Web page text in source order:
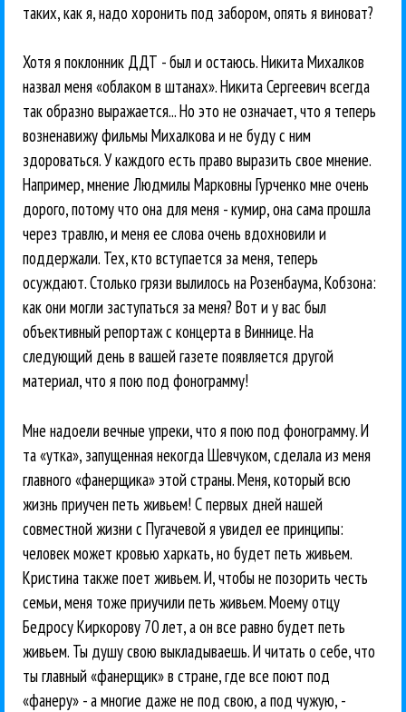
таких, как я, надо хоронить под забором, опять я виноват?
Хотя я поклонник ДДТ - был и остаюсь. Никита Михалков
назвал меня «облаком в штанах». Никита Сергеевич всегда
так образно выражается... Но это не означает, что я теперь
возненавижу фильмы Михалкова и не буду с ним
здороваться. У каждого есть право выразить свое мнение.
Например, мнение Людмилы Марковны Гурченко мне очень
дорого, потому что она для меня - кумир, она сама прошла
через травлю, и меня ее слова очень вдохновили и
поддержали. Тех, кто вступается за меня, теперь
осуждают. Столько грязи вылилось на Розенбаума, Кобзона:
как они могли заступаться за меня? Вот и у вас был
объективный репортаж с концерта в Виннице. На
следующий день в вашей газете появляется другой
материал, что я пою под фонограмму!
Мне надоели вечные упреки, что я пою под фонограмму. И
та «утка», запущенная некогда Шевчуком, сделала из меня
главного «фанерщика» этой страны. Меня, который всю
жизнь приучен петь живьем! С первых дней нашей
совместной жизни с Пугачевой я увидел ее принципы:
человек может кровью харкать, но будет петь живьем.
Кристина также поет живьем. И, чтобы не позорить честь
семьи, меня тоже приучили петь живьем. Моему отцу
Бедросу Киркорову 70 лет, а он все равно будет петь
живьем. Ты душу свою выкладываешь. И читать о себе, что
ты главный «фанерщик» в стране, где все поют под
«фанеру» - а многие даже не под свою, а под чужую, -